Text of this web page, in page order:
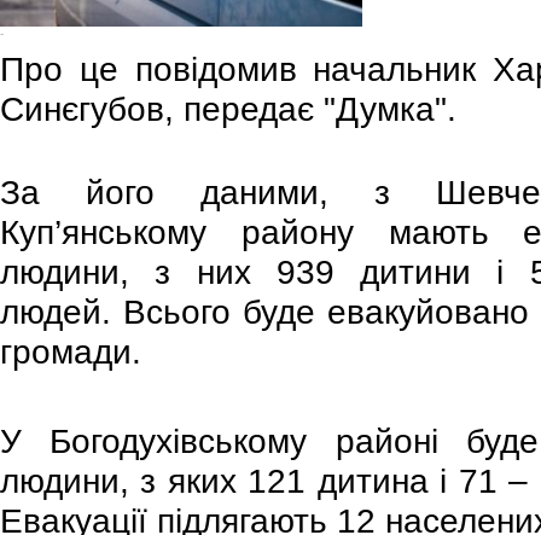
-
Про це повідомив начальник
Синєгубов, передає "Думка".
За його даними, з
Куп’янському району мають
людини, з них 939 дитини і
людей. Всього буде евакуйовано
громади.
У Богодухівському районі
людини, з яких 121 дитина і 71 –
Евакуації підлягають 12